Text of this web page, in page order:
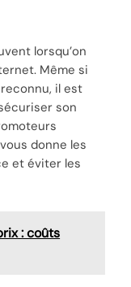
lorsqu’on
Même si
il est
son
donne les
et éviter les
: coûts